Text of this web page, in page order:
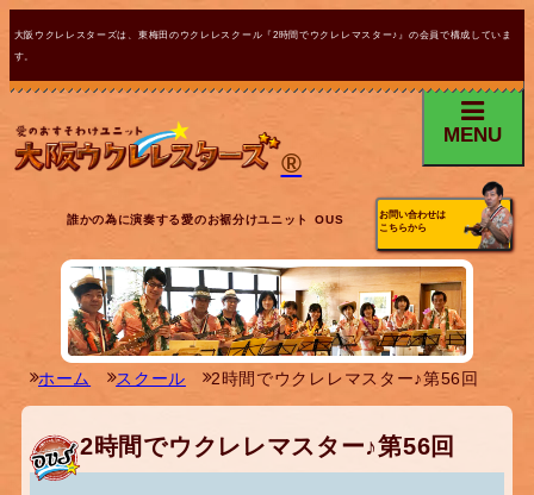
大阪ウクレレスターズは、東梅田のウクレレスクール『2時間でウクレレマスター♪』の会員で構成していま
す。
®
MENU
誰かの為に演奏する愛のお裾分けユニット OUS
お問い合わせは
こちらから
ホーム スクール 2時間でウクレレマスター♪第56回
2時間でウクレレマスター♪第56回